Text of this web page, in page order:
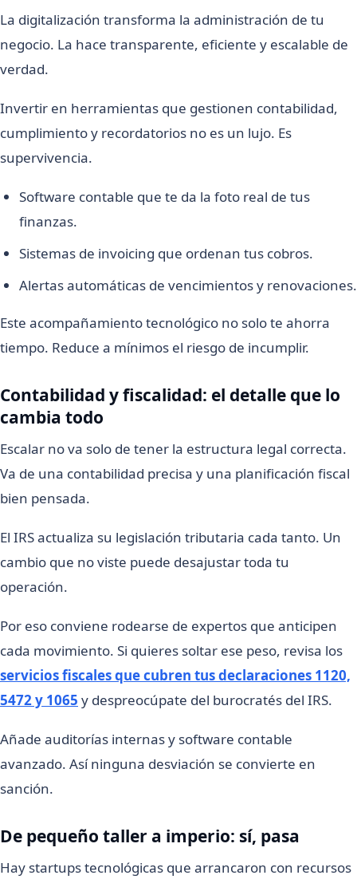
La digitalización transforma la administración de tu
negocio. La hace transparente, eficiente y escalable de
verdad.
Invertir en herramientas que gestionen contabilidad,
cumplimiento y recordatorios no es un lujo. Es
supervivencia.
Software contable que te da la foto real de tus
finanzas.
Sistemas de invoicing que ordenan tus cobros.
Alertas automáticas de vencimientos y renovaciones.
Este acompañamiento tecnológico no solo te ahorra
tiempo. Reduce a mínimos el riesgo de incumplir.
Contabilidad y fiscalidad: el detalle que lo
cambia todo
Escalar no va solo de tener la estructura legal correcta.
Va de una contabilidad precisa y una planificación fiscal
bien pensada.
El IRS actualiza su legislación tributaria cada tanto. Un
cambio que no viste puede desajustar toda tu
operación.
Por eso conviene rodearse de expertos que anticipen
cada movimiento. Si quieres soltar ese peso, revisa los
servicios fiscales que cubren tus declaraciones 1120,
5472 y 1065 y despreocúpate del burocratés del IRS.
Añade auditorías internas y software contable
avanzado. Así ninguna desviación se convierte en
sanción.
De pequeño taller a imperio: sí, pasa
Hay startups tecnológicas que arrancaron con recursos